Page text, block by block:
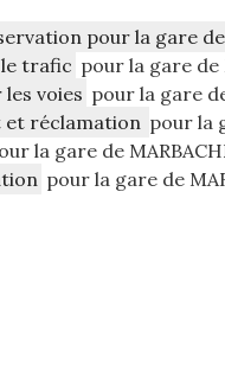
pour la gare de
trafic pour la gare de
voies pour la gare
et réclamation pour la
la gare de
pour la gare de